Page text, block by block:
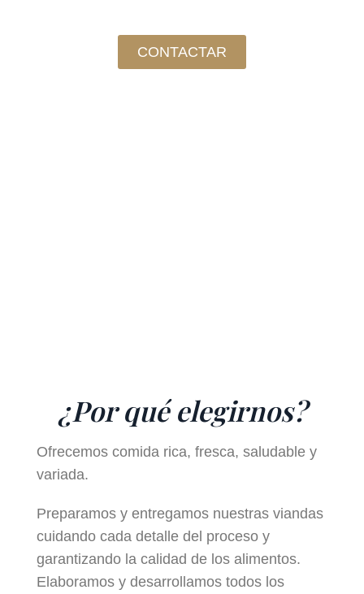
CONTACTAR
¿Por qué elegirnos?
Ofrecemos comida rica, fresca, saludable y
variada.
Preparamos y entregamos nuestras viandas
cuidando cada detalle del proceso y
garantizando la calidad de los alimentos.
Elaboramos y desarrollamos todos los